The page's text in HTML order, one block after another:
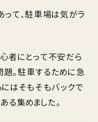
って、駐車場は気がラ
者にとって不安だら
。駐車するために急
にはそもそもバックで
る集めました。